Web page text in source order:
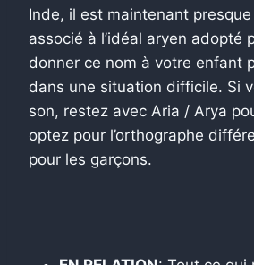
Inde, il est maintenant
associé à l’idéal aryen adopté
donner ce nom à votre enfant
dans une situation difficile. Si
son, restez avec Aria / Arya
optez pour l’orthographe
pour les garçons.